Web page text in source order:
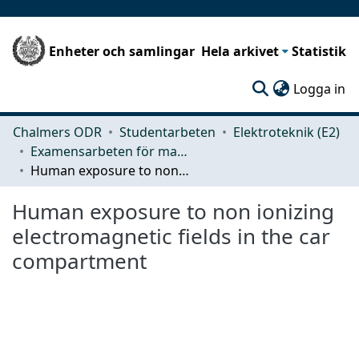
Enheter och samlingar Hela arkivet Statistik
Logga in
Chalmers ODR Studentarbeten
Elektroteknik (E2)
Examensarbeten för masterexamen
Human exposure to non ionizing electromagnetic fields in the car compartment
Human exposure to non ionizing
electromagnetic fields in the car
compartment